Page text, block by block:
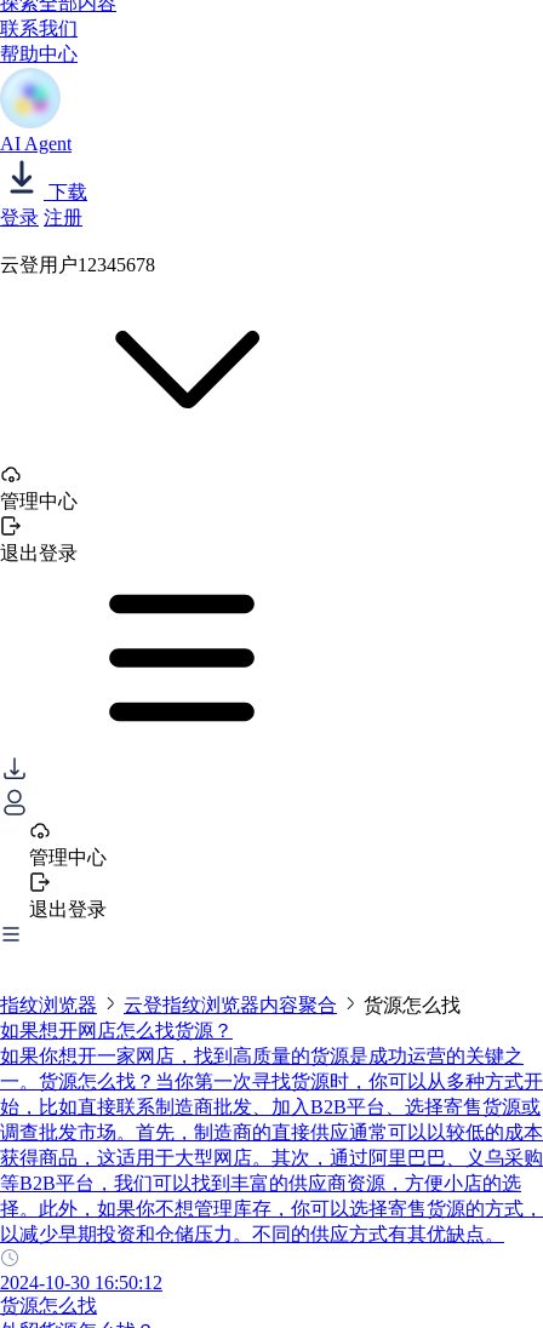
联系我们
帮助中心
AI Agent
下载
登录 注册
云登用户12345678
管理中心
退出登录
管理中心
退出登录
指纹浏览器 云登指纹浏览器内容聚合
货源怎么找
如果想开网店怎么找货源？
如果你想开一家网店，找到高质量的货源是成功运营的关键之
一。货源怎么找？当你第一次寻找货源时，你可以从多种方式开
始，比如直接联系制造商批发、加入B2B平台、选择寄售货源或
调查批发市场。首先，制造商的直接供应通常可以以较低的成本
获得商品，这适用于大型网店。其次，通过阿里巴巴、义乌采购
等B2B平台，我们可以找到丰富的供应商资源，方便小店的选
择。此外，如果你不想管理库存，你可以选择寄售货源的方式，
以减少早期投资和仓储压力。不同的供应方式有其优缺点。
2024-10-30 16:50:12
货源怎么找